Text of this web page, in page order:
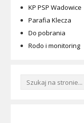
KP PSP Wadowice
Parafia Klecza
Do pobrania
Rodo i monitoring